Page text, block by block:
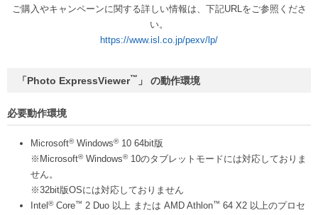
ご購入やキャンペーンに関する詳しい情報は、下記URLをご参照くださ
い。
https://www.isl.co.jp/pexv/lp/
「Photo ExpressViewer™ 」 の動作環境
必要動作環境
Microsoft®Windows®10 64bit版
※Microsoft®Windows®10のタブレットモードには対応しておりま
せん。
※32bit版OSには対応しておりません
Intel ®Core™ 2 Duo 以上 または AMD Athlon™ 64 X2 以上のプロセ